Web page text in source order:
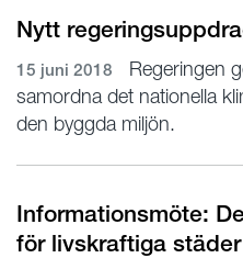
Nytt
15 juni 2018
Regeringen
samordna det nationella
den byggda miljön.
Informationsmöte:
för livskraftiga städer